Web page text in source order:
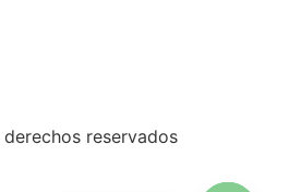
reservados